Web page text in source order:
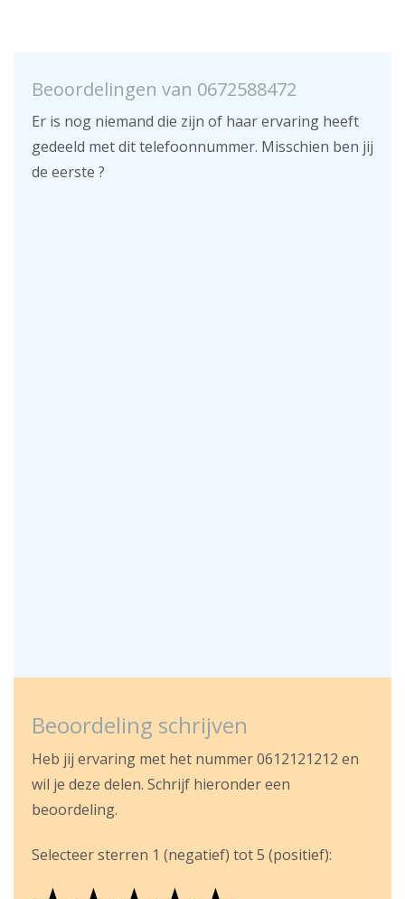
Beoordelingen van 0672588472
Er is nog niemand die zijn of haar ervaring heeft
gedeeld met dit telefoonnummer. Misschien ben jij
de eerste ?
Beoordeling schrijven
Heb jij ervaring met het nummer 0612121212 en
wil je deze delen. Schrijf hieronder een
beoordeling.
Selecteer sterren 1 (negatief) tot 5 (positief):